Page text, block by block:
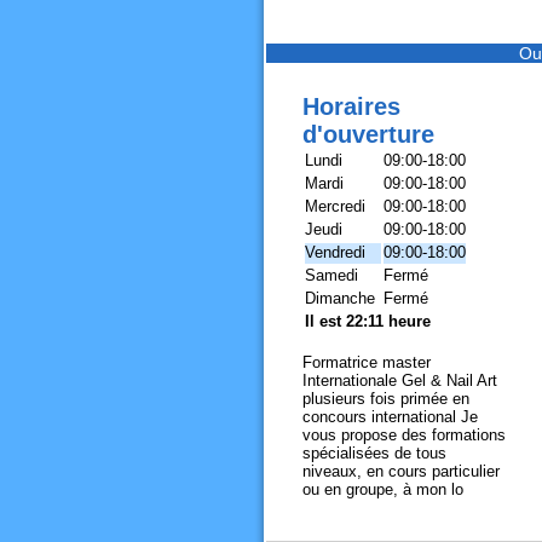
Horaires
d'ouverture
Lundi
09:00-18:00
Mardi
09:00-18:00
Mercredi
09:00-18:00
Jeudi
09:00-18:00
Vendredi
09:00-18:00
Samedi
Fermé
Dimanche
Fermé
Il est 22:11 heure
Formatrice master
Internationale Gel & Nail Art
plusieurs fois primée en
concours international Je
vous propose des formations
spécialisées de tous
niveaux, en cours particulier
ou en groupe, à mon lo